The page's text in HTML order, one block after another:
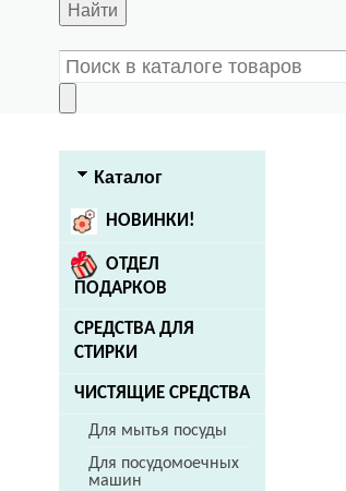
Найти
Каталог
НОВИНКИ!
ОТДЕЛ
ПОДАРКОВ
СРЕДСТВА ДЛЯ
СТИРКИ
ЧИСТЯЩИЕ СРЕДСТВА
Для мытья посуды
Для посудомоечных
машин